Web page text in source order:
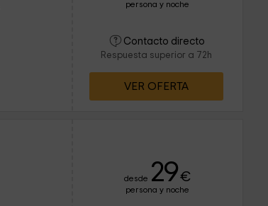
persona y noche
Contacto directo
Respuesta superior a 72h
VER OFERTA
desde 29€
persona y noche